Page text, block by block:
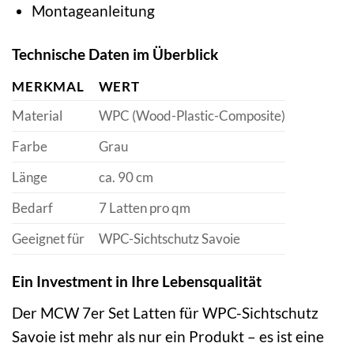
Montageanleitung
Technische Daten im Überblick
MERKMAL
WERT
Material
WPC (Wood-Plastic-Composite)
Farbe
Grau
Länge
ca. 90 cm
Bedarf
7 Latten pro qm
Geeignet für
WPC-Sichtschutz Savoie
Ein Investment in Ihre Lebensqualität
Der MCW 7er Set Latten für WPC-Sichtschutz
Savoie ist mehr als nur ein Produkt – es ist eine